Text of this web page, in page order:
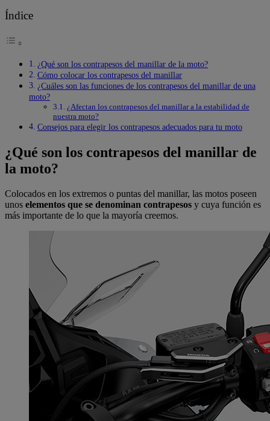
Índice
¿Qué son los contrapesos del manillar de la moto?
Cómo colocar los contrapesos del manillar
¿Cuáles son las funciones de los contrapesos del manillar de una
moto?
¿Afectan los contrapesos del manillar a la estabilidad de
nuestra moto?
Consejos para elegir los contrapesos adecuados para tu moto
¿Qué son los contrapesos del manillar de
la moto?
Colocados en los extremos o puntas del manillar, las motos poseen
unos elementos que se denominan contrapesos y cuya función es
más importante de lo que la mayoría creemos.